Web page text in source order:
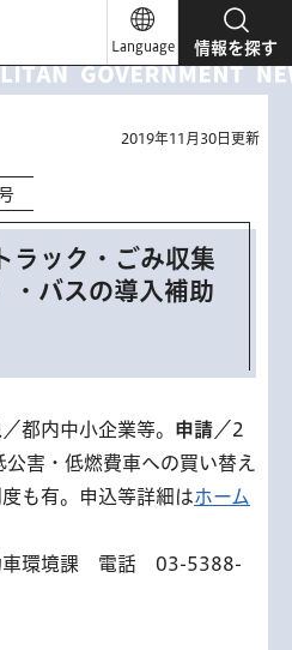
Language 情報を探す
2019年11月30日更新
ラック・ごみ収集
・バスの導入補助
／都内中小企業等。 申請 ／2
害・低燃費車への買い替え
も有。申込等詳細はホーム
車環境課 電話 03-5388-